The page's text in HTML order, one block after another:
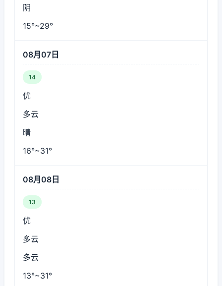
阴
15°~29°
08月07日
14
优
多云
晴
16°~31°
08月08日
13
优
多云
多云
13°~31°